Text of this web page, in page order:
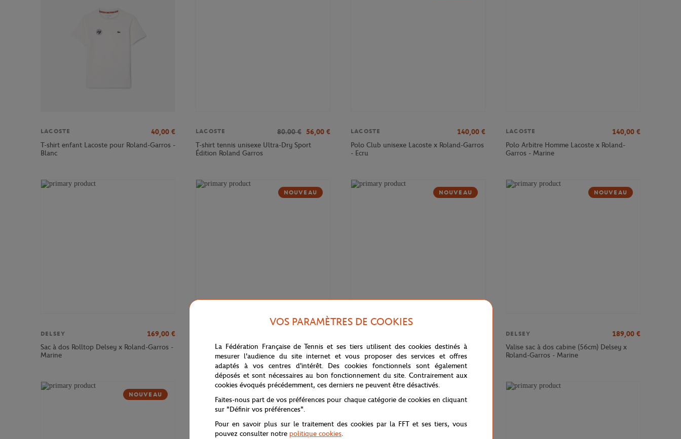
LACOSTE 40,00 €
T-shirt enfant Lacoste pour Roland-Garros -
Blanc
LACOSTE 80.00 € 56,00 €
T-shirt tennis unisexe Ultra-Dry Sport
Édition Roland Garros
LACOSTE 140,00 €
Polo Club unisexe Lacoste x Roland-Garros
- Ecru
LACOSTE 140,00 €
Polo Arbitre Homme Lacoste x Roland-
Garros - Marine
DELSEY 169,00 €
Sac à dos Rolltop Delsey x Roland-Garros -
Marine
NOUVEAU
Sac à dos Cadence Soft 14" Delsey x
Roland-Garros - Marine
NOUVEAU
Valise cabine Cadence (55cm) Delsey x
Roland-Garros - Marine
NOUVEAU
DELSEY 189,00 €
Valise sac à dos cabine (56cm) Delsey x
Roland-Garros - Marine
NOUVEAU
VOS PARAMÈTRES DE COOKIES
La Fédération Française de Tennis et ses tiers utilisent des cookies destinés à
mesurer l'audience du site internet et vous proposer des services et offres
adaptés à vos centres d'intérêt. Des cookies fonctionnels sont également
déposés et sont nécessaires au bon fonctionnement du site. Contrairement aux
cookies évoqués précédemment, ces derniers ne peuvent être désactivés.
Faites-nous part de vos préférences pour chaque catégorie de cookies en cliquant
sur "Définir vos préférences".
Pour en savoir plus sur le traitement des cookies par la FFT et ses tiers, vous
pouvez consulter notre politique cookies.